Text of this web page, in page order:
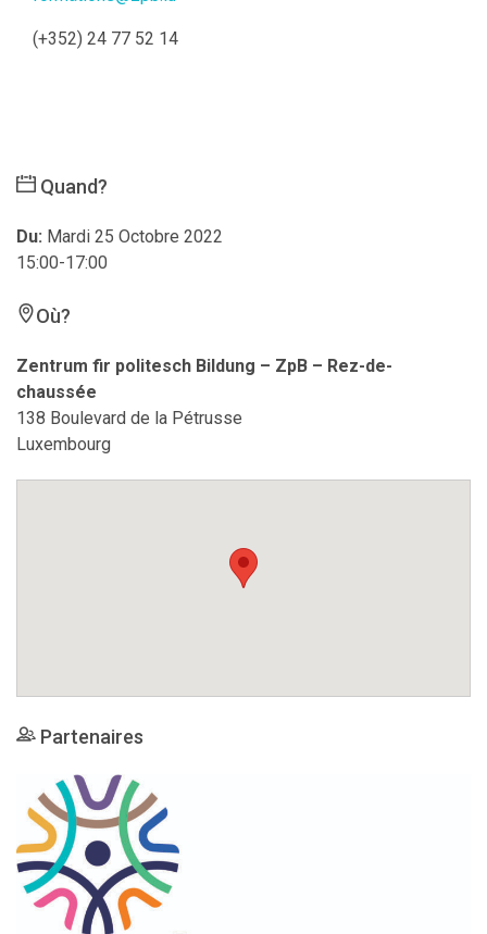
(+352) 24 77 52 14
Quand?
Du: Mardi 25 Octobre 2022
15:00-17:00
Où?
Zentrum fir politesch Bildung – ZpB – Rez-de-
chaussée
138 Boulevard de la Pétrusse
Luxembourg
Partenaires